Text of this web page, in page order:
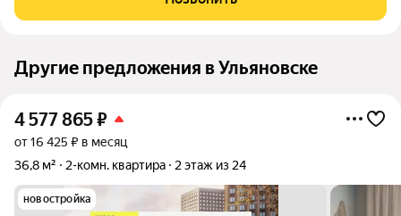
комната площадью более18м2, кухня 7.3м2
Другие предложения в Ульяновске
4 577 865₽
от 16 425 ₽ в месяц
36,8 м²
2-комн. квартира 2 этаж из 24
новостройка